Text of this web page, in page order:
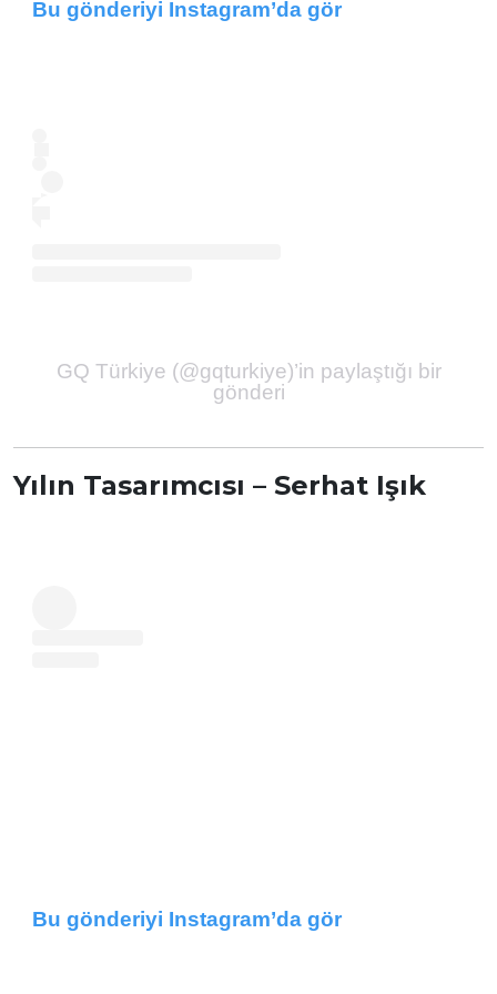
Bu gönderiyi Instagram’da gör
GQ Türkiye (@gqturkiye)’in paylaştığı bir
gönderi
Yılın Tasarımcısı – Serhat Işık
Bu gönderiyi Instagram’da gör